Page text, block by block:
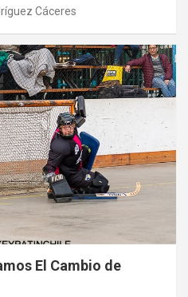
Cáceres
El Cambio de